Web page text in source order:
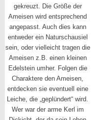
gekreuzt. Die Größe der
Ameisen wird entsprechend
angepasst. Auch dies kann
entweder ein Naturschausiel
sein, oder vielleicht tragen die
Ameisen z.B. einen kleinen
Edelstein umher. Folgen die
Charaktere den Ameisen,
entdecken sie eventuell eine
Leiche, die „geplündert“ wird.
Wer war der arme Kerl im